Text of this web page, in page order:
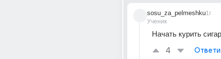
sosu_za_pelmeshku
Ученик
1г
Начать курить
4